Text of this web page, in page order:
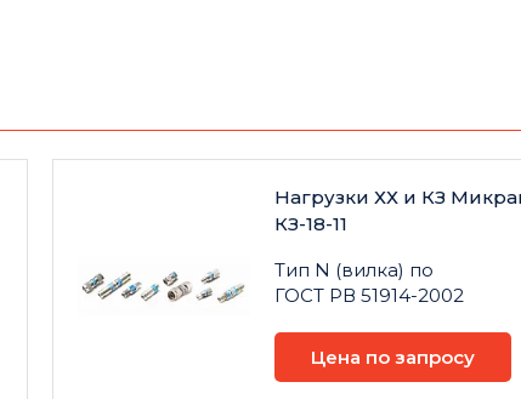
Нагрузки ХХ и КЗ
КЗ-18-11
Тип N (вилка) по
ГОСТ РВ 51914-2002
Цена по запросу